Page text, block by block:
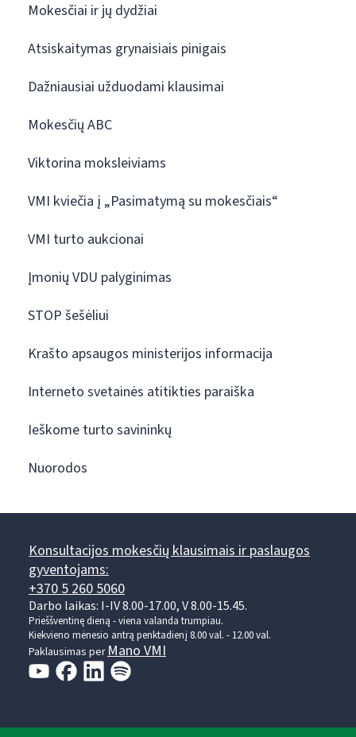
Mokesčiai ir jų dydžiai
Atsiskaitymas grynaisiais pinigais
Dažniausiai užduodami klausimai
Mokesčių ABC
Viktorina moksleiviams
VMI kviečia į „Pasimatymą su mokesčiais“
VMI turto aukcionai
Įmonių VDU palyginimas
STOP šešėliui
Krašto apsaugos ministerijos informacija
Interneto svetainės atitikties paraiška
Ieškome turto savininkų
Nuorodos
Konsultacijos mokesčių klausimais ir paslaugos
gyventojams:
+370 5 260 5060
Darbo laikas: I-IV 8.00-17.00, V 8.00-15.45.
Prieššventinę dieną - viena valanda trumpiau.
Kiekvieno mėnesio antrą penktadienį 8.00 val. - 12.00 val.
Paklausimas perMano VMI